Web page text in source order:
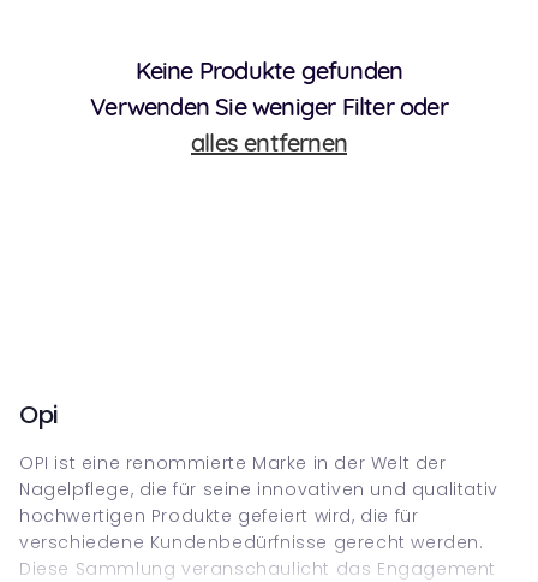
Keine Produkte gefunden
Verwenden Sie weniger Filter oder
alles entfernen
Opi
OPI ist eine renommierte Marke in der Welt der
Nagelpflege, die für seine innovativen und qualitativ
hochwertigen Produkte gefeiert wird, die für
verschiedene Kundenbedürfnisse gerecht werden.
Diese Sammlung veranschaulicht das Engagement